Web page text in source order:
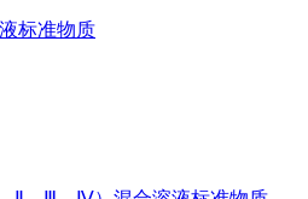
标准物质